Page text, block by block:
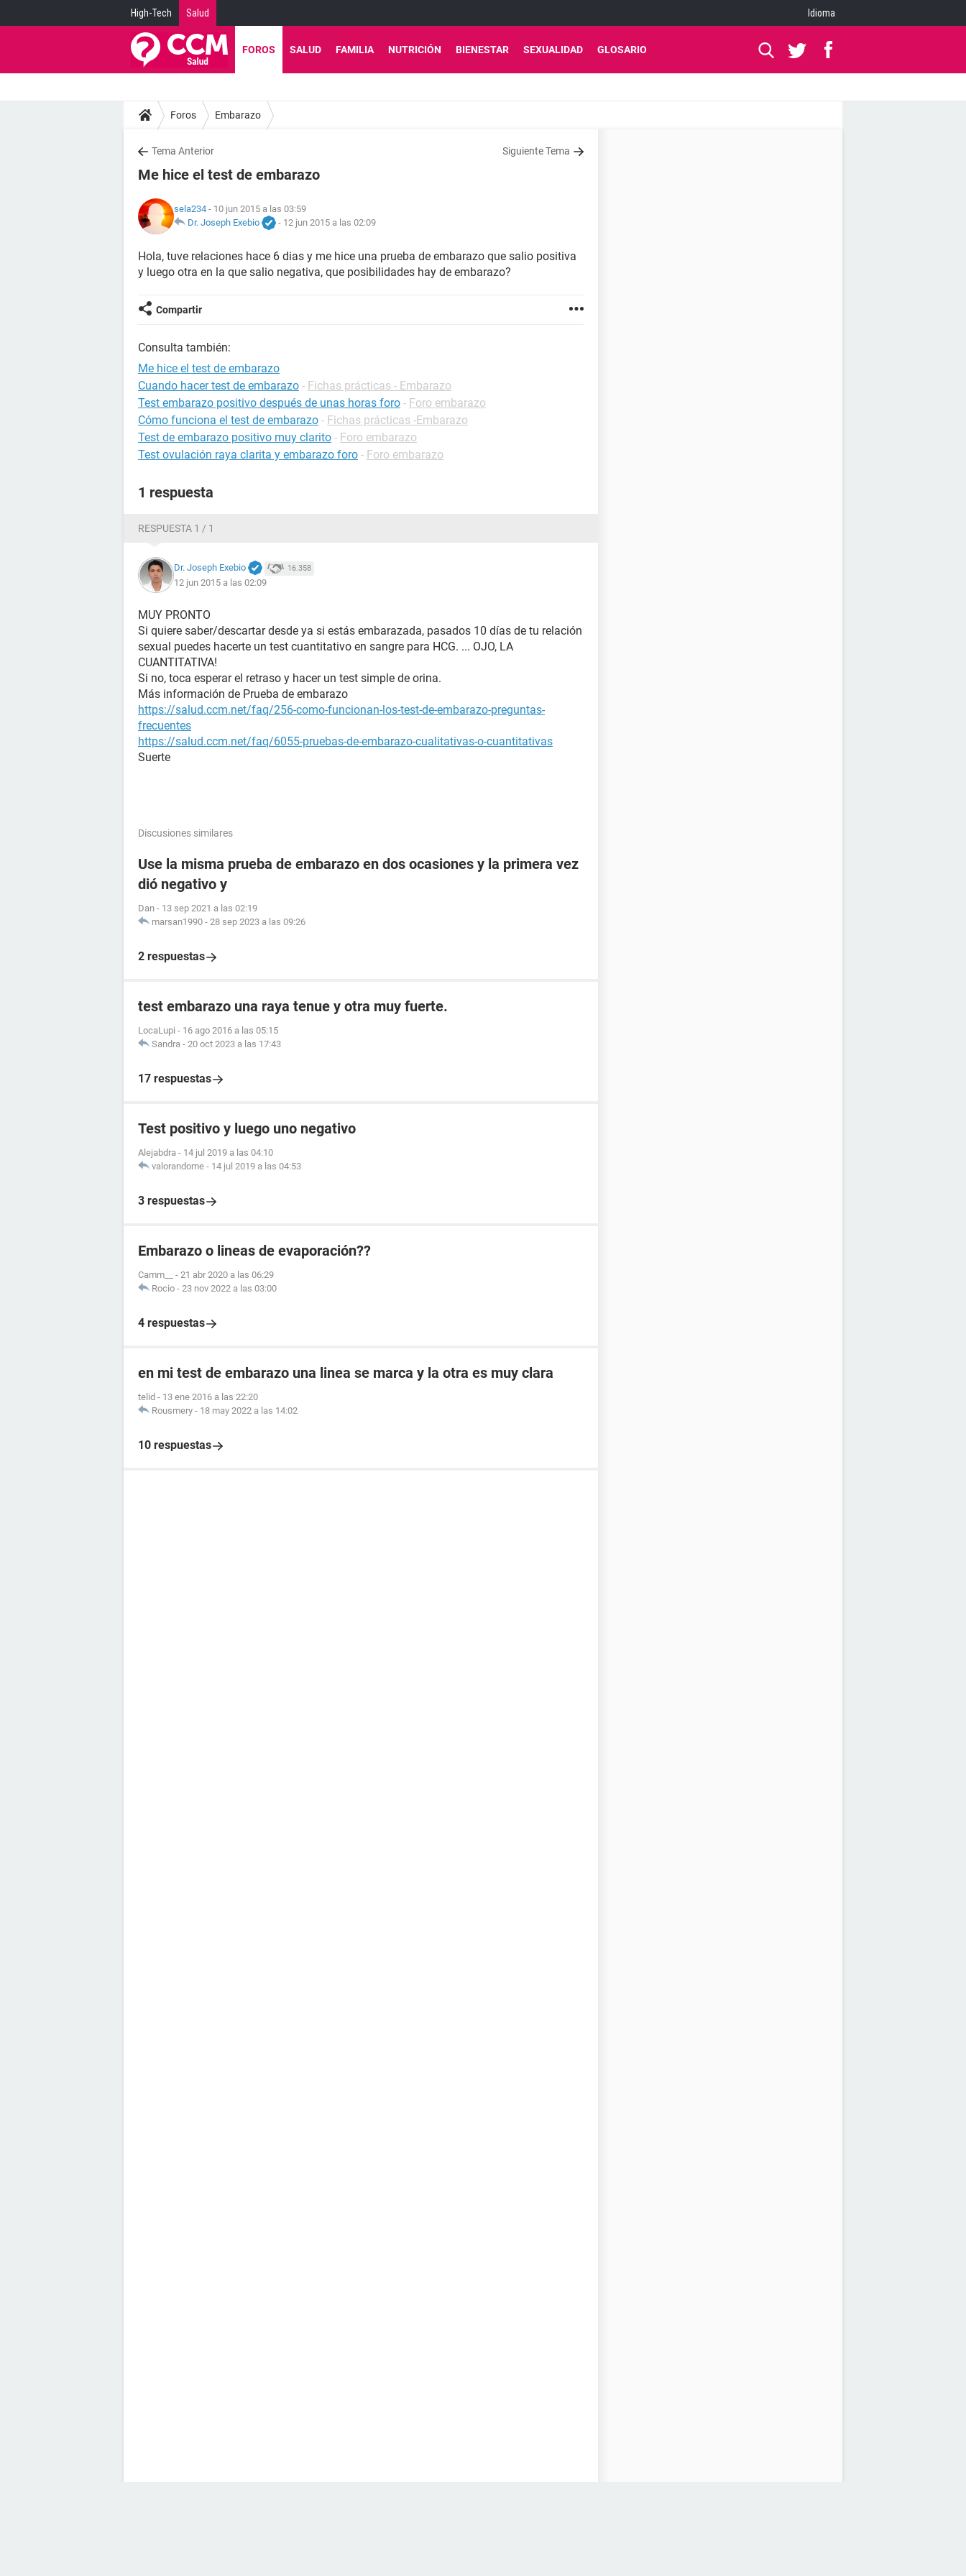
High-Tech Salud Idioma
FOROS SALUD FAMILIA NUTRICIÓN BIENESTAR SEXUALIDAD GLOSARIO
Foros Embarazo
Tema Anterior Siguiente Tema
Me hice el test de embarazo
sela234 - 10 jun 2015 a las 03:59
Dr. Joseph Exebio
- 12 jun 2015 a las 02:09
Hola, tuve relaciones hace 6 dias y me hice una prueba de embarazo que salio positiva
y luego otra en la que salio negativa, que posibilidades hay de embarazo?
Compartir
Consulta también:
Me hice el test de embarazo
Cuando hacer test de embarazo - Fichas prácticas - Embarazo
Test embarazo positivo después de unas horas foro - Foro embarazo
Cómo funciona el test de embarazo - Fichas prácticas -Embarazo
Test de embarazo positivo muy clarito - Foro embarazo
Test ovulación raya clarita y embarazo foro - Foro embarazo
1 respuesta
RESPUESTA 1 / 1
Dr. Joseph Exebio 16.358
12 jun 2015 a las 02:09
MUY PRONTO
Si quiere saber/descartar desde ya si estás embarazada, pasados 10 días de tu relación
sexual puedes hacerte un test cuantitativo en sangre para HCG. ... OJO, LA
CUANTITATIVA!
Si no, toca esperar el retraso y hacer un test simple de orina.
Más información de Prueba de embarazo
https://salud.ccm.net/faq/256-como-funcionan-los-test-de-embarazo-preguntas-
frecuentes
https://salud.ccm.net/faq/6055-pruebas-de-embarazo-cualitativas-o-cuantitativas
Suerte
Discusiones similares
Use la misma prueba de embarazo en dos ocasiones y la primera vez
dió negativo y
Dan - 13 sep 2021 a las 02:19
marsan1990 - 28 sep 2023 a las 09:26
2 respuestas
test embarazo una raya tenue y otra muy fuerte.
LocaLupi - 16 ago 2016 a las 05:15
Sandra - 20 oct 2023 a las 17:43
17 respuestas
Test positivo y luego uno negativo
Alejabdra - 14 jul 2019 a las 04:10
valorandome - 14 jul 2019 a las 04:53
3 respuestas
Embarazo o lineas de evaporación??
Camm__ - 21 abr 2020 a las 06:29
Rocio - 23 nov 2022 a las 03:00
4 respuestas
en mi test de embarazo una linea se marca y la otra es muy clara
telid - 13 ene 2016 a las 22:20
Rousmery - 18 may 2022 a las 14:02
10 respuestas